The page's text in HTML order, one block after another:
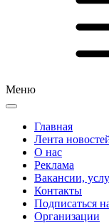
Меню
Главная
Лента
О нас
Реклама
Вакансии,
Контакты
Подписаться
Организации